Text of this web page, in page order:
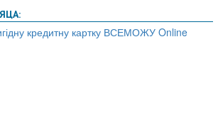
кредитну картку ВСЕМОЖУ Online